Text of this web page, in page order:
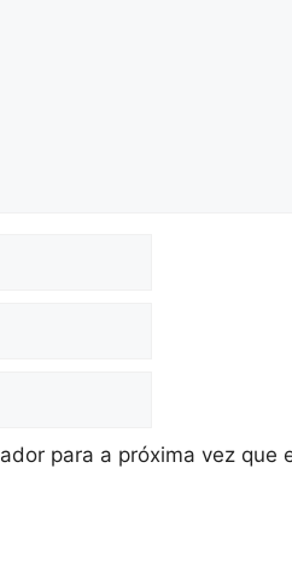
para a próxima vez que